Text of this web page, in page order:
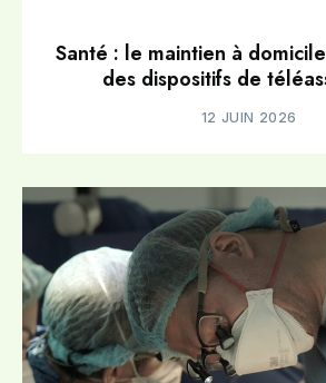
Santé : le maintien à
des dispositifs de
12 JUIN 2026